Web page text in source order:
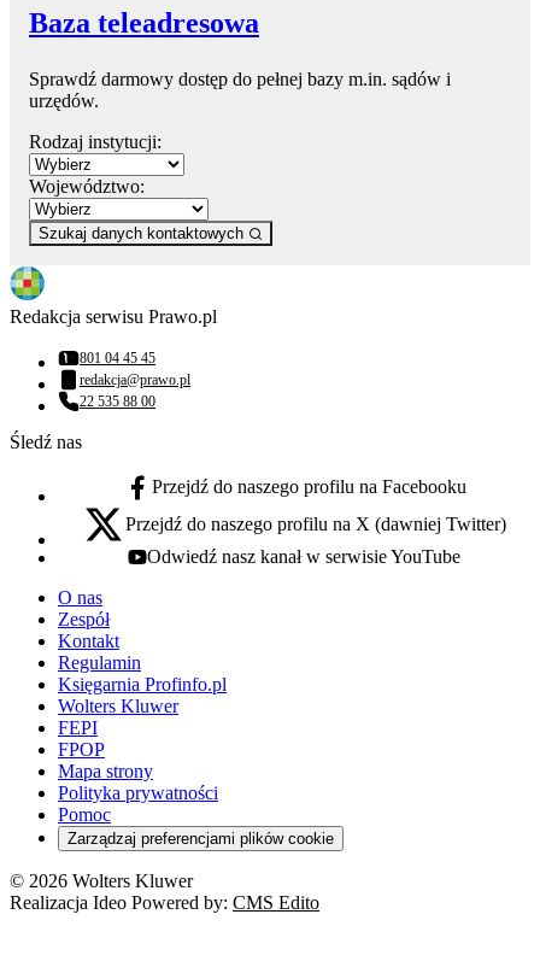
Baza teleadresowa
Sprawdź darmowy dostęp do pełnej bazy m.in. sądów i
urzędów.
Rodzaj instytucji:
Województwo:
Szukaj danych kontaktowych
Redakcja serwisu Prawo.pl
Numer telefonu:
801 04 45 45
Adres email:
redakcja@prawo.pl
Numer telefonu:
22 535 88 00
Śledź nas
facebook - otwiera się w nowej karcie
Przejdź do naszego profilu na Facebooku
x - otwiera się w nowej karcie
Przejdź do naszego profilu na X (dawniej Twitter)
youtube - otwiera się w nowej karcie
Odwiedź nasz kanał w serwisie YouTube
O nas
Zespół
Kontakt
Regulamin
Księgarnia Profinfo.pl
Wolters Kluwer
FEPI
FPOP
Mapa strony
Polityka prywatności
Pomoc
Zarządzaj preferencjami plików cookie
© 2026 Wolters Kluwer
Realizacja Ideo Powered by: CMS Edito